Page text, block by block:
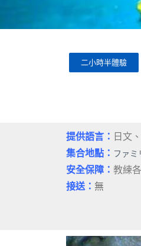
二小時半體驗
提供語言： 日文
集合地點： ファ
安全保障： 教練
接送： 無